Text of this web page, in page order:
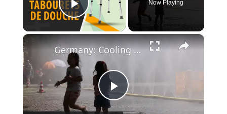
Play Video
Now Playing
×
P
Germany: Cooling installation offers relief during Cologne heatwave.